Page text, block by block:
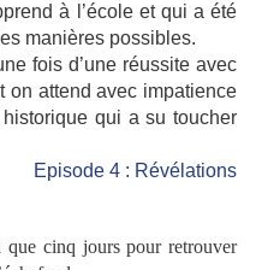
à l’école et qui a été
manières possibles.
fois d’une réussite avec
on attend avec impatience
qui a su toucher
Episode 4 : Révélations
que cinq jours pour retrouver